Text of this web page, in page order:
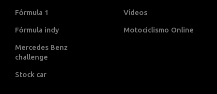
Fórmula 1
Fórmula indy
Mercedes Benz
challenge
Stock car
Vídeos
Motociclismo Online